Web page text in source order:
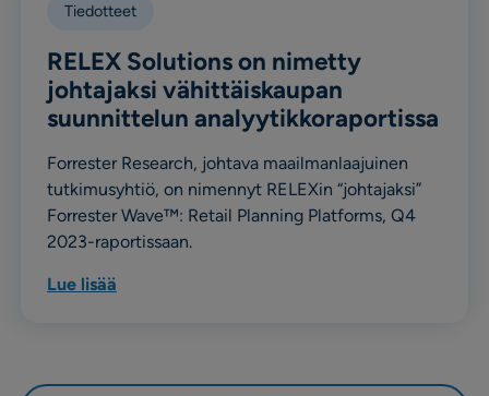
Tiedotteet
RELEX Solutions on nimetty
johtajaksi vähittäiskaupan
suunnittelun analyytikkoraportissa
Forrester Research, johtava maailmanlaajuinen
tutkimusyhtiö, on nimennyt RELEXin “johtajaksi”
Forrester Wave™: Retail Planning Platforms, Q4
2023-raportissaan.
Lue lisää